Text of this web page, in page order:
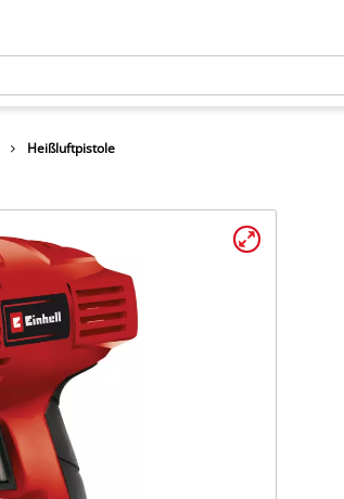
Heißluftpistole